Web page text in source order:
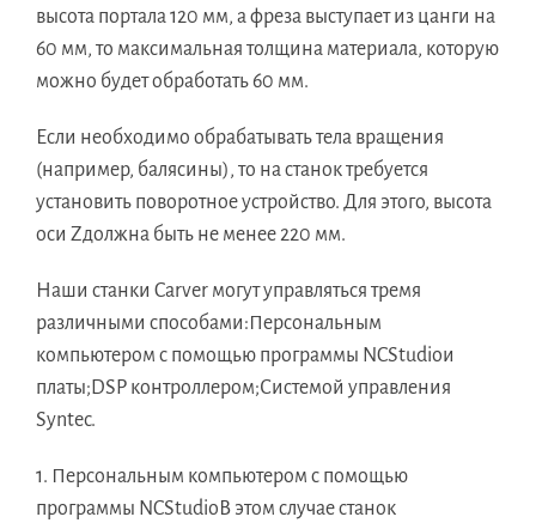
высота портала 120 мм, а фреза выступает из цанги на
60 мм, то максимальная толщина материала, которую
можно будет обработать 60 мм.
Если необходимо обрабатывать тела вращения
(например, балясины), то на станок требуется
установить поворотное устройство. Для этого, высота
оси Zдолжна быть не менее 220 мм.
Наши станки Carver могут управляться тремя
различными способами:Персональным
компьютером с помощью программы NCStudioи
платы;DSP контроллером;Системой управления
Syntec.
1. Персональным компьютером с помощью
программы NCStudioВ этом случае станок